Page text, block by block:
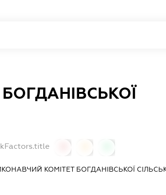
КОМІТЕТ БОГДАНІВСЬКОЇ